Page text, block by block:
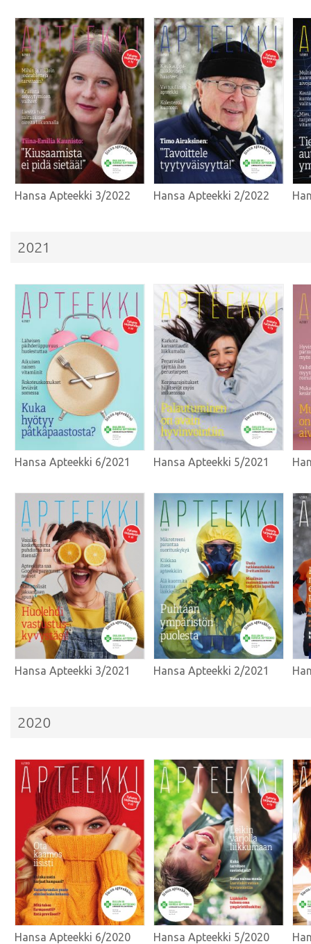
Hansa Apteekki 3/2022 Hansa Apteekki 2/2022
2021
Hansa Apteekki 6/2021 Hansa Apteekki 5/2021
Hansa Apteekki 3/2021 Hansa Apteekki 2/2021
2020
Hansa Apteekki 6/2020 Hansa Apteekki 5/2020